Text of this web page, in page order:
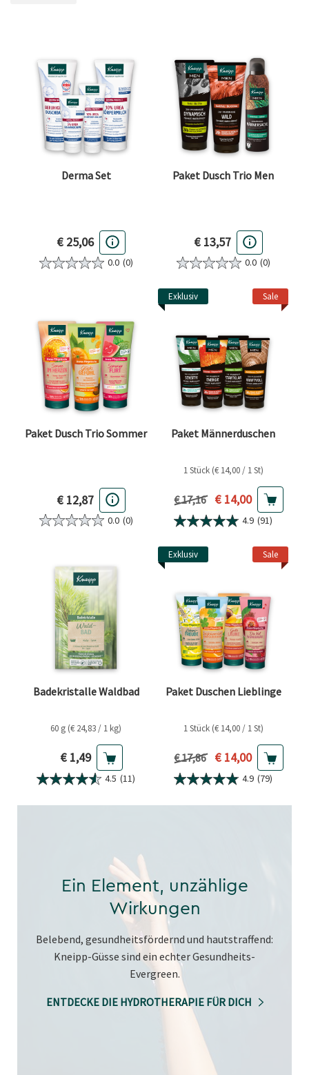
Derma Set
€ 25,06
0.0 (0)
Paket Dusch Trio Men
€ 13,57
0.0 (0)
Paket Dusch Trio Sommer
€ 12,87
0.0 (0)
Sale
Exklusiv
Paket Männerduschen
1 Stück (€ 14,00 / 1 St)
Vorheriger Preis
€ 17,16 Aktueller Preis
€ 14,00
4.9 (91)
Badekristalle Waldbad
60 g (€ 24,83 / 1 kg)
Aktueller Preis
€ 1,49
4.5 (11)
Sale
Exklusiv
Paket Duschen Lieblinge
1 Stück (€ 14,00 / 1 St)
Vorheriger Preis
€ 17,86 Aktueller Preis
€ 14,00
4.9 (79)
Ein Element, unzählige
Wirkungen
Belebend, gesundheitsfördernd und hautstraffend:
Kneipp-Güsse sind ein echter Gesundheits-
Evergreen.
ENTDECKE DIE HYDROTHERAPIE FÜR DICH